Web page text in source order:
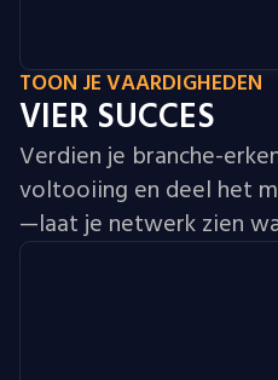
TOON JE VAARDIGHEDEN
VIER SUCCES
Verdien je branche-
voltooiing en deel het
—laat je netwerk zien